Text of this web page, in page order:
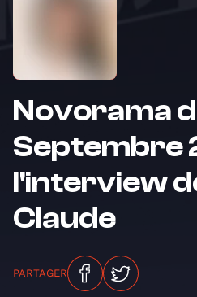
Novorama
Septembre
l'interview
Claude
PARTAGER